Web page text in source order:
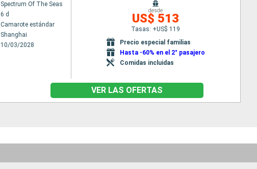
Spectrum Of The Seas
6 d
Camarote estándar
Shanghai
10/03/2028
desde
US$ 513
Tasas: +US$ 119
Precio especial familias
Hasta -60% en el 2° pasajero
Comidas incluidas
VER LAS OFERTAS